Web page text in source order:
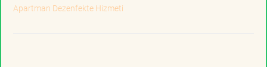
Apartman Dezenfekte Hizmeti